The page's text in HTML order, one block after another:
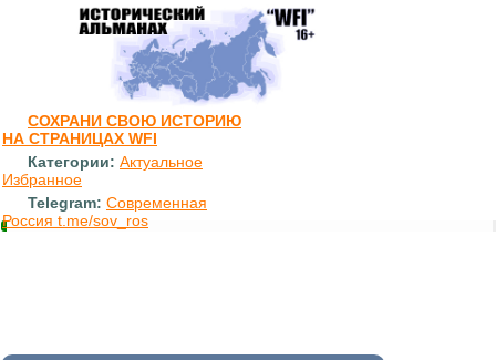
СОХРАНИ СВОЮ ИСТОРИЮ
НА СТРАНИЦАХ WFI
Категории: Актуальное
Избранное
Telegram: Современная
Россия t.me/sov_ros